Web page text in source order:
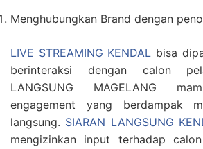
Menghubungkan Brand dengan
LIVE STREAMING KENDAL bisa
berinteraksi dengan calon
LANGSUNG MAGELANG
engagement yang berdampak
langsung. SIARAN LANGSUNG
mengizinkan input terhadap